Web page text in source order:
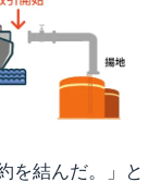
を結んだ。」と